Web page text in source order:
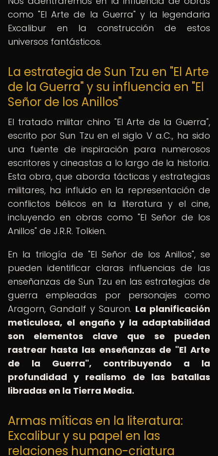
como "El Arte de la Guerra" y la legendaria
Excalibur en la construcción de estos
universos fantásticos.
La estrategia de Sun Tzu en "El Arte
de la Guerra" y su influencia en "El
Señor de los Anillos"
El tratado militar chino "El Arte de la Guerra",
escrito por Sun Tzu en el siglo V a.C., ha sido
una fuente de inspiración para numerosos
escritores y cineastas a lo largo de la historia.
Esta obra, que aborda tácticas y estrategias
militares, ha influido en la representación de
conflictos bélicos en la literatura y el cine,
incluyendo en obras como "El Señor de los
Anillos" de J.R.R. Tolkien.
En la trilogía de "El Señor de los Anillos", se
pueden identificar claras influencias de las
enseñanzas de Sun Tzu en las estrategias de
guerra empleadas por personajes como
Aragorn, Gandalf y Sauron. La planificación
meticulosa, el engaño y la adaptabilidad
son elementos clave que se pueden
rastrear hasta las enseñanzas de "El Arte
de la Guerra", contribuyendo a la
profundidad y realismo de las batallas
libradas en la Tierra Media.
Armas míticas en la literatura:
Excalibur y su papel en las
relaciones humano-criatura